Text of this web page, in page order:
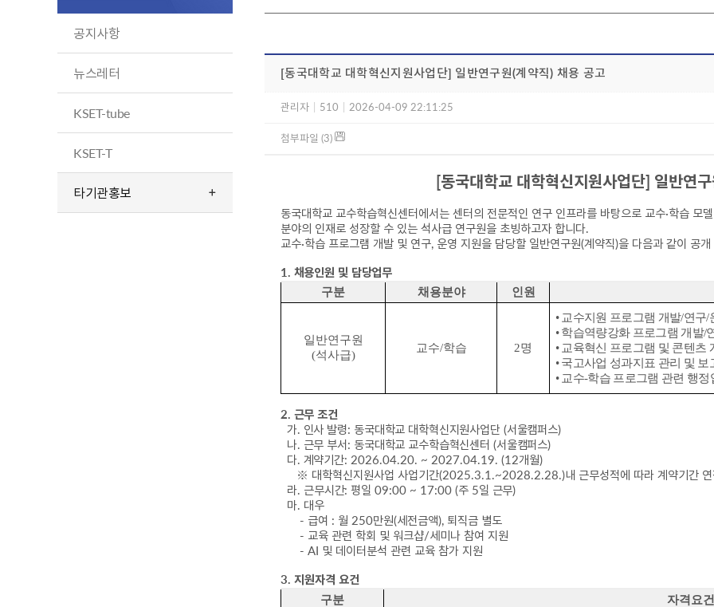
공지사항
뉴스레터
KSET-tube
KSET-T
타기관홍보
[동국대학교 대학혁신지원사업단] 일반연구원(계약직) 채용 공고
관리자 510 2026-04-09 22:11:25
첨부파일 (3)
[동국대학교 대학혁신지원사업단] 일반연구
동국대학교 교수학습혁신센터에서는 센터의 전문적인 연구 인프라를 바탕으로 교수·학습 모
분야의 인재로 성장할 수 있는 석사급 연구원을 초빙하고자 합니다.
교수·학습 프로그램 개발 및 연구, 운영 지원을 담당할 일반연구원(계약직)을 다음과 같이 공
1. 채용인원 및 담당업무
구분 채용분야 인원
일반연구원
(석사급)
교수/학습 2명
• 교수지원 프로그램 개발/연구/
• 학습역량강화 프로그램 개발/
• 교육혁신 프로그램 및 콘텐츠
• 국고사업 성과지표 관리 및 보
• 교수-학습 프로그램 관련 행정
2. 근무 조건
가. 인사 발령: 동국대학교 대학혁신지원사업단 (서울캠퍼스)
나. 근무 부서 : 동국대학교 교수학습혁신센터 (서울캠퍼스)
다. 계 약기간: 2026.04.20. ~ 2027.04.19. (12개월)
※ 대학혁신지원사업 사업기간(2025.3.1.~2028.2.28.)내 근무성적에 따라 계약기간
라. 근무시간:평일09:00 ~ 17:00 (주 5일 근무)
마. 대우
- 급여 : 월 250만원(세전금액), 퇴직금 별도
- 교육 관련 학회 및 워크샵/세미나 참여 지원
- AI 및 데이터분석 관련 교육 참가 지원
3. 지원자격 요건
구분 자격요건